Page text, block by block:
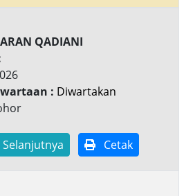
QADIANI
: Diwartakan
Selanjutnya Cetak